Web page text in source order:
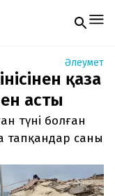
Тек email
Әлеумет
қаза
асты
түні болған
тапқандар саны